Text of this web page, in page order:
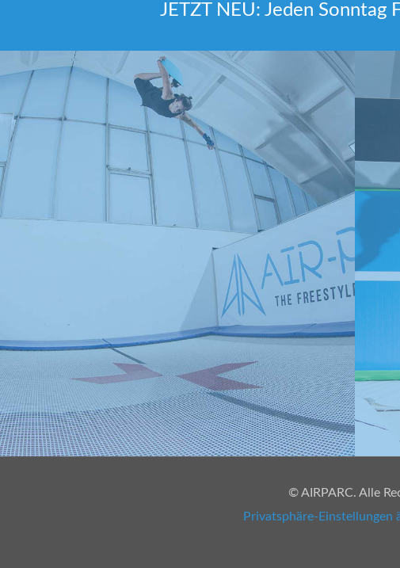
JETZT NEU: Jeden Sonntag
© AIRPARC. Alle
Privatsphäre-Einstellungen